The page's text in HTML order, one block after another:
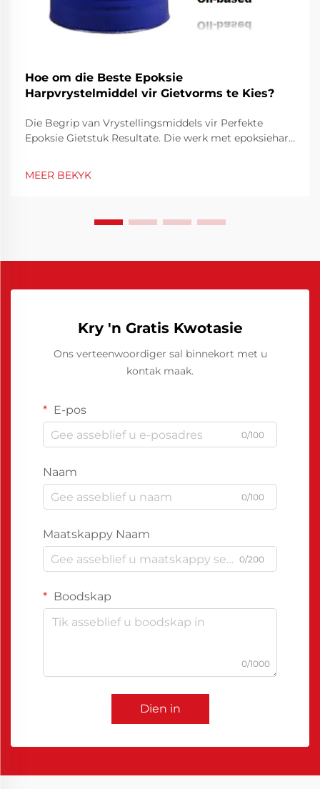
Hoe om die Beste Epoksie
Harpvrystelmiddel vir Gietvorms te Kies?
Die Begrip van Vrystellingsmiddels vir Perfekte
Epoksie Gietstuk Resultate. Die werk met epoksiehars
essensiële gereedskap speel 'n epoksiehars
MEER BEKYK
Kry 'n Gratis Kwotasie
Ons verteenwoordiger sal binnekort met u
kontak maak.
E-pos
0/100
Naam
0/100
Maatskappy Naam
0/200
Boodskap
0/1000
Dien in